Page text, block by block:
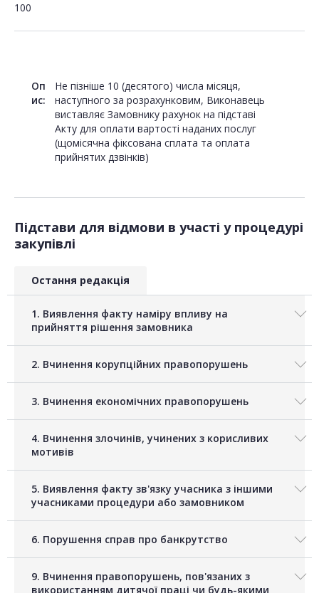
100
Оп
ис:
Не пізніше 10 (десятого) числа місяця,
наступного за розрахунковим, Виконавець
виставляє Замовнику рахунок на підставі
Акту для оплати вартості наданих послуг
(щомісячна фіксована сплата та оплата
прийнятих дзвінків)
Підстави для відмови в участі у процедурі
закупівлі
Остання редакція
1. Виявлення факту наміру впливу на
прийняття рішення замовника
2. Вчинення корупційних правопорушень
3. Вчинення економічних правопорушень
4. Вчинення злочинів, учинених з корисливих
мотивів
5. Виявлення факту зв'язку учасника з іншими
учасниками процедури або замовником
6. Порушення справ про банкрутство
9. Вчинення правопорушень, пов'язаних з
використанням дитячої праці чи будь-якими